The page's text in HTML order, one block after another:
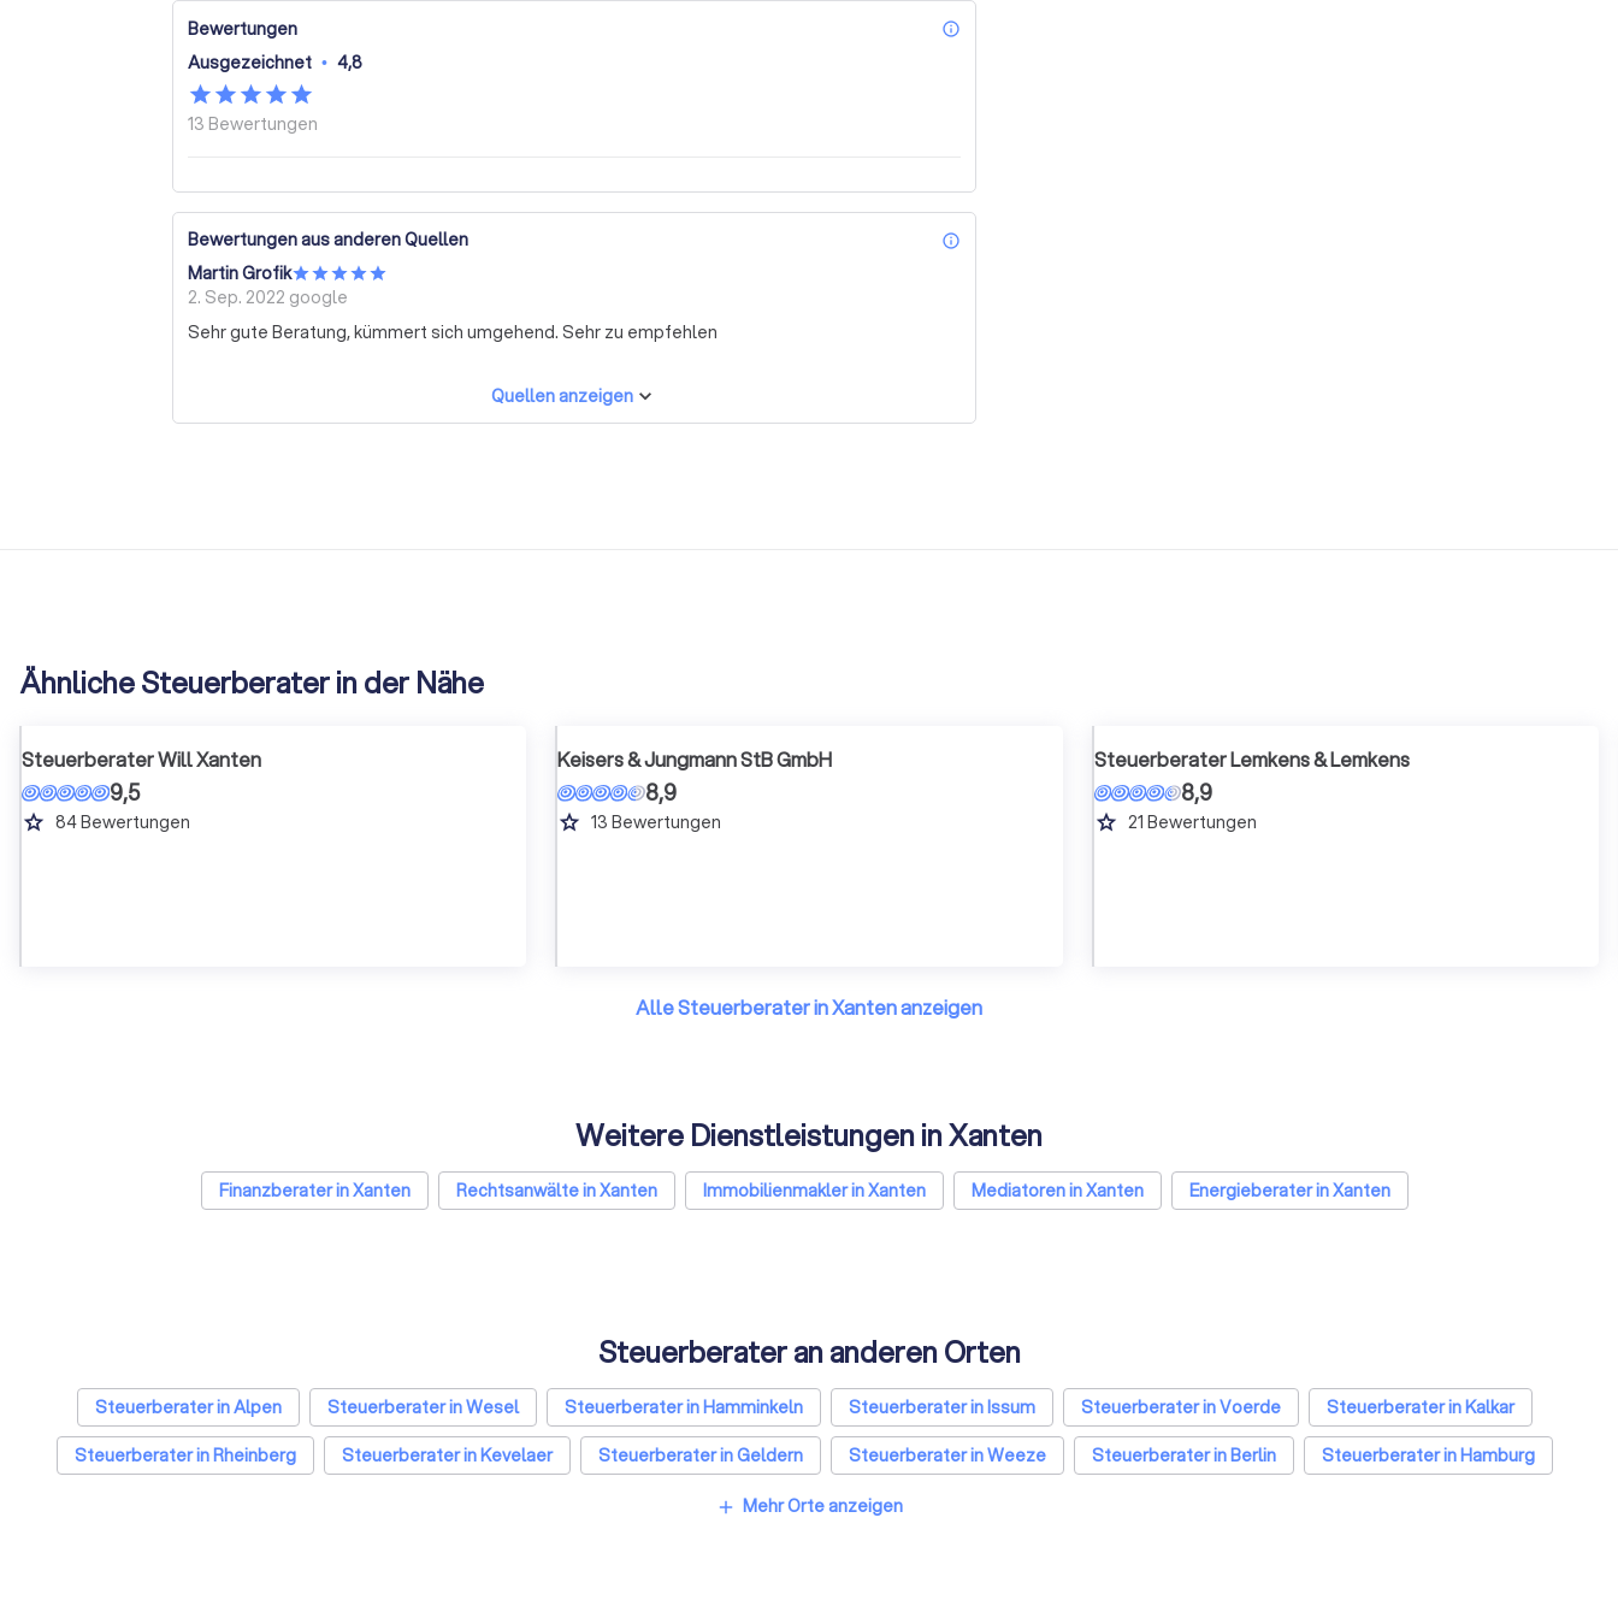
Bewertungen info_outline
Ausgezeichnet • 4,8
13 Bewertungen
Bewertungen aus anderen Quellen info_outline
Martin Grofik
2. Sep. 2022 google
Sehr gute Beratung, kümmert sich umgehend. Sehr zu empfehlen
Quellen anzeigen
Ähnliche Steuerberater in der Nähe
Steuerberater Will Xanten
9,5
grade 84Bewertungen
Keisers & Jungmann StB GmbH
8,9
grade 13 Bewertungen
Steuerberater Lemkens & Lemkens
8,9
grade 21 Bewertungen
Alle Steuerberater in Xanten anzeigen
Weitere Dienstleistungen in Xanten
Finanzberater in Xanten Rechtsanwälte in Xanten Immobilienmakler in Xanten Mediatoren in Xanten Energieberater in Xanten
Steuerberater an anderen Orten
Steuerberater in Alpen Steuerberater in Wesel Steuerberater in Hamminkeln Steuerberater in Issum Steuerberater in Voerde
Steuerberater in Kalkar
Steuerberater in Rheinberg
Steuerberater in Kevelaer Steuerberater in Geldern Steuerberater in Weeze Steuerberater in Berlin
Steuerberater in Hamburg
Steuerberater in Frankfurt am Main
add Mehr Orte anzeigen